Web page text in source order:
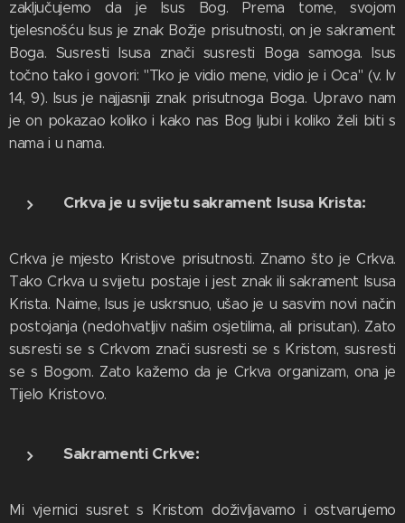
zaključujemo da je Isus Bog. Prema tome, svojom
tjelesnošću Isus je znak Božje prisutnosti, on je sakrament
Boga. Susresti Isusa znači susresti Boga samoga. Isus
točno tako i govori: "Tko je vidio mene, vidio je i Oca" (v. Iv
14, 9). Isus je najjasniji znak prisutnoga Boga. Upravo nam
je on pokazao koliko i kako nas Bog ljubi i koliko želi biti s
nama i u nama.
Crkva je u svijetu sakrament Isusa Krista:
Crkva je mjesto Kristove prisutnosti. Znamo što je Crkva.
Tako Crkva u svijetu postaje i jest znak ili sakrament Isusa
Krista. Naime, Isus je uskrsnuo, ušao je u sasvim novi način
postojanja (nedohvatljiv našim osjetilima, ali prisutan). Zato
susresti se s Crkvom znači susresti se s Kristom, susresti
se s Bogom. Zato kažemo da je Crkva organizam, ona je
Tijelo Kristovo.
Sakramenti Crkve:
Mi vjernici susret s Kristom doživljavamo i ostvarujemo